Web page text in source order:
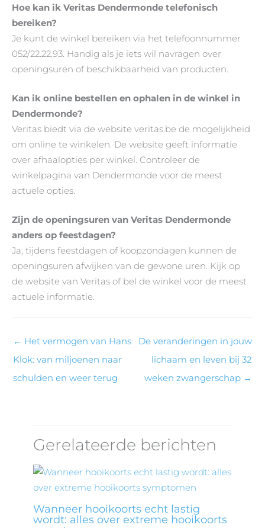
Hoe kan ik Veritas Dendermonde telefonisch
bereiken?
Je kunt de winkel bereiken via het telefoonnummer
052/22.22.93. Handig als je iets wil navragen over
openingsuren of beschikbaarheid van producten.
Kan ik online bestellen en ophalen in de winkel in
Dendermonde?
Veritas biedt via de website veritas.be de mogelijkheid
om online te winkelen. De website geeft informatie
over afhaalopties per winkel. Controleer de
winkelpagina van Dendermonde voor de meest
actuele opties.
Zijn de openingsuren van Veritas Dendermonde
anders op feestdagen?
Ja, tijdens feestdagen of koopzondagen kunnen de
openingsuren afwijken van de gewone uren. Kijk op
de website van Veritas of bel de winkel voor de meest
actuele informatie.
← Het vermogen van Hans
Klok: van miljoenen naar
schulden en weer terug
De veranderingen in jouw
lichaam en leven bij 32
weken zwangerschap →
Gerelateerde berichten
Wanneer hooikoorts echt lastig
wordt: alles over extreme hooikoorts